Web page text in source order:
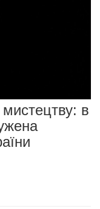
мистецтву: в